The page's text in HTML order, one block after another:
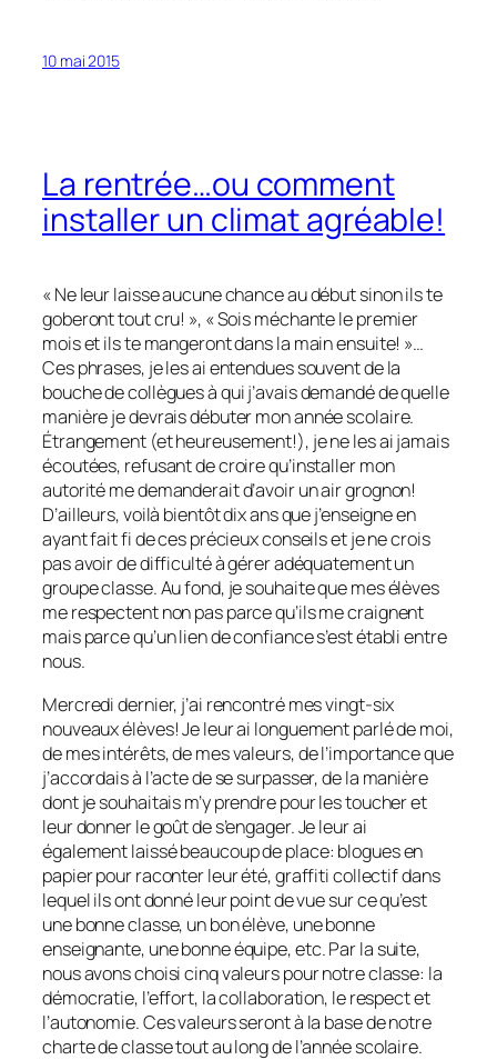
10 mai 2015
La rentrée…ou comment
installer un climat agréable!
« Ne leur laisse aucune chance au début sinon ils te
goberont tout cru! », « Sois méchante le premier
mois et ils te mangeront dans la main ensuite! »…
Ces phrases, je les ai entendues souvent de la
bouche de collègues à qui j’avais demandé de quelle
manière je devrais débuter mon année scolaire.
Étrangement (et heureusement!), je ne les ai jamais
écoutées, refusant de croire qu’installer mon
autorité me demanderait d’avoir un air grognon!
D’ailleurs, voilà bientôt dix ans que j’enseigne en
ayant fait fi de ces précieux conseils et je ne crois
pas avoir de difficulté à gérer adéquatement un
groupe classe. Au fond, je souhaite que mes élèves
me respectent non pas parce qu’ils me craignent
mais parce qu’un lien de confiance s’est établi entre
nous.
Mercredi dernier, j’ai rencontré mes vingt-six
nouveaux élèves! Je leur ai longuement parlé de moi,
de mes intérêts, de mes valeurs, de l’importance que
j’accordais à l’acte de se surpasser, de la manière
dont je souhaitais m’y prendre pour les toucher et
leur donner le goût de s’engager. Je leur ai
également laissé beaucoup de place: blogues en
papier pour raconter leur été, graffiti collectif dans
lequel ils ont donné leur point de vue sur ce qu’est
une bonne classe, un bon élève, une bonne
enseignante, une bonne équipe, etc. Par la suite,
nous avons choisi cinq valeurs pour notre classe: la
démocratie, l’effort, la collaboration, le respect et
l’autonomie. Ces valeurs seront à la base de notre
charte de classe tout au long de l’année scolaire.